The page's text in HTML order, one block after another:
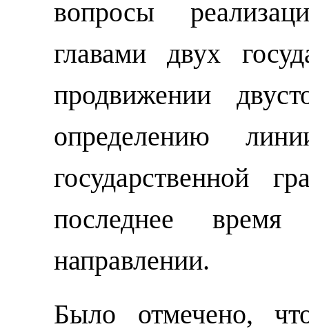
вопросы
главами двух
продвижении
определению
государственной
последнее
направлении.
Было отмечено,